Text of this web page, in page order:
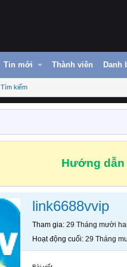
Tin mới Thành viên Danh
Tìm kiếm
Hướng dẫn
link6688vvip
Tham gia 29 Tháng mười
Hoạt động cuối 29 Tháng